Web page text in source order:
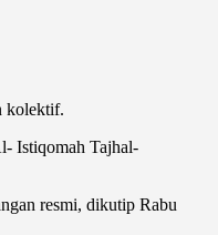
kolektif.
Istiqomah Tajhal-
resmi, dikutip Rabu